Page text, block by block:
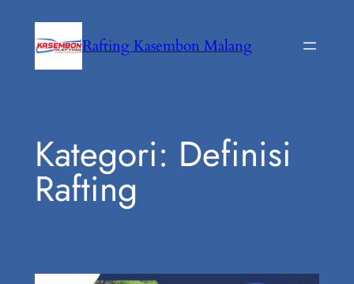
Rafting Kasembon Malang
Kategori: Definisi
Rafting